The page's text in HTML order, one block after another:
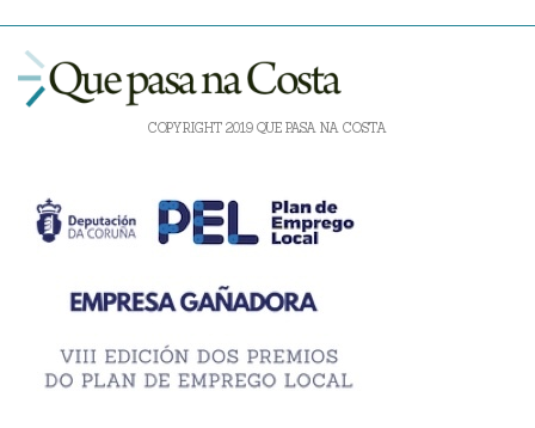
COPYRIGHT 2019 QUE PASA NA COSTA